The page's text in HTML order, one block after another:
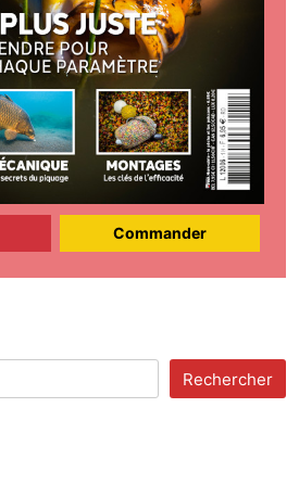
Commander
Rechercher